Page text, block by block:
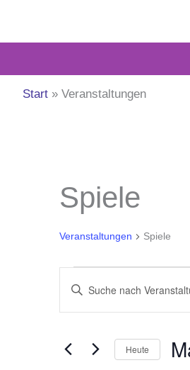
Start Veranstaltungen
Spiele
Veranstaltungen Spiele
für
Mai
24,
2026
Suche
und
Ansichten,
Navigation
Bitte
Suche
Heute